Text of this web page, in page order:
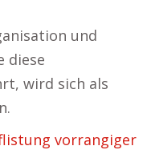
und
diese
wird sich als
vorrangiger